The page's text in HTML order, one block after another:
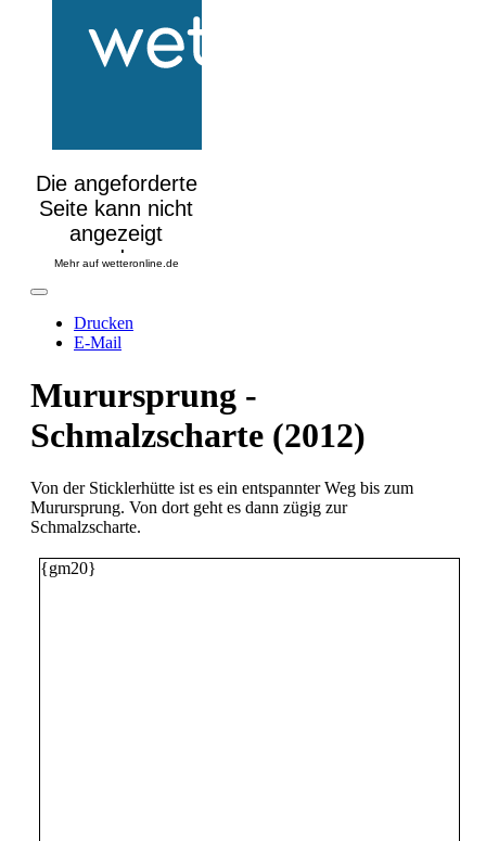
Mehr auf wetteronline.de
Drucken
E-Mail
Murursprung -
Schmalzscharte (2012)
Von der Sticklerhütte ist es ein entspannter Weg bis zum
Murursprung. Von dort geht es dann zügig zur
Schmalzscharte.
{gm20}